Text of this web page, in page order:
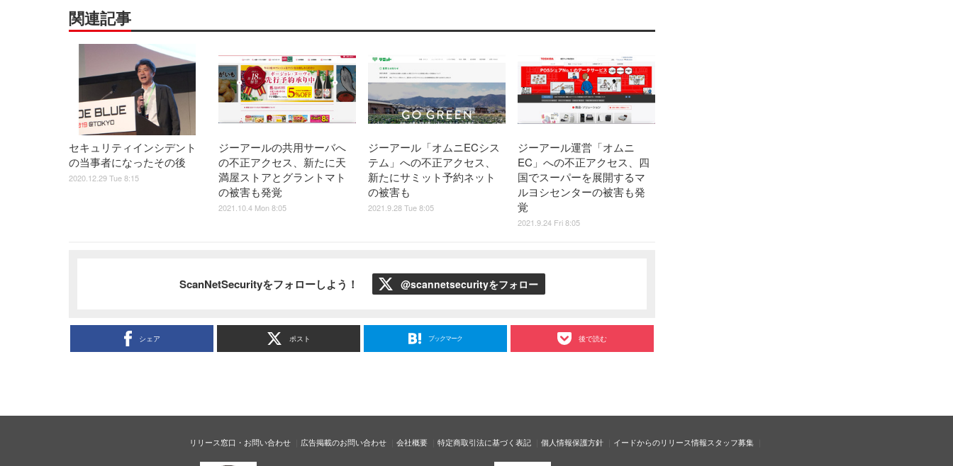
関連記事
セキュリティインシデント
の当事者になったその後
2020.12.29 Tue 8:15
ジーアールの共用サーバへ
の不正アクセス、新たに天
満屋ストアとグラントマト
の被害も発覚
2021.10.4 Mon 8:05
ジーアール「オムニECシス
テム」への不正アクセス、
新たにサミット予約ネット
の被害も
2021.9.28 Tue 8:05
ジーアール運営「オムニ
EC」への不正アクセス、四
国でスーパーを展開するマ
ルヨシセンターの被害も発
覚
2021.9.24 Fri 8:05
ScanNetSecurityをフォローしよう！ @scannetsecurityをフォロー
シェア ポスト ブックマーク 後で読む
リリース窓口・お問い合わせ 広告掲載のお問い合わせ 会社概要 特定商取引法に基づく表記 個人情報保護方針 イードからのリリース情報スタッフ募集